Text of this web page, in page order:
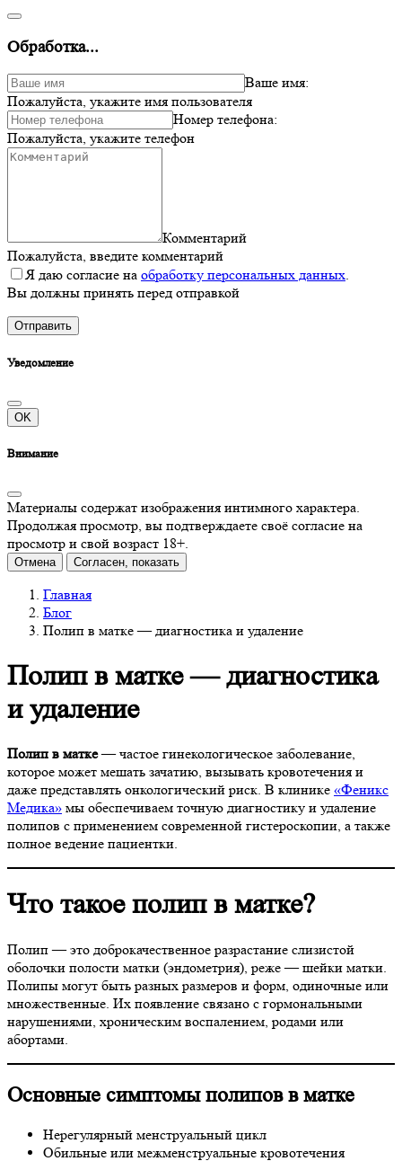
Обработка...
Ваше имя:
Пожалуйста, укажите имя пользователя
Номер телефона:
Пожалуйста, укажите телефон
Комментарий
Пожалуйста, введите комментарий
Я даю согласие на обработку персональных данных.
Вы должны принять перед отправкой
Отправить
Уведомление
OK
Внимание
Материалы содержат изображения интимного характера.
Продолжая просмотр, вы подтверждаете своё согласие на
просмотр и свой возраст 18+.
Отмена Согласен, показать
Главная
Блог
Полип в матке — диагностика и удаление
Полип в матке — диагностика
и удаление
Полип в матке— частое гинекологическое заболевание,
которое может мешать зачатию, вызывать кровотечения и
даже представлять онкологический риск. В клинике «Феникс
Медика» мы обеспечиваем точную диагностику и удаление
полипов с применением современной гистероскопии, а также
полное ведение пациентки.
Что такое полип в матке?
Полип — это доброкачественное разрастание слизистой
оболочки полости матки (эндометрия), реже — шейки матки.
Полипы могут быть разных размеров и форм, одиночные или
множественные. Их появление связано с гормональными
нарушениями, хроническим воспалением, родами или
абортами.
Основные симптомы полипов в матке
Нерегулярный менструальный цикл
Обильные или межменструальные кровотечения